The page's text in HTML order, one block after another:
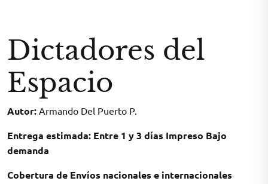
Dictadores del
Espacio
Autor: Armando Del Puerto P.
Entrega estimada: Entre 1 y 3 días Impreso Bajo
demanda
Cobertura de Envíos nacionales e internacionales